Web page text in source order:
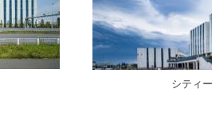
シティ